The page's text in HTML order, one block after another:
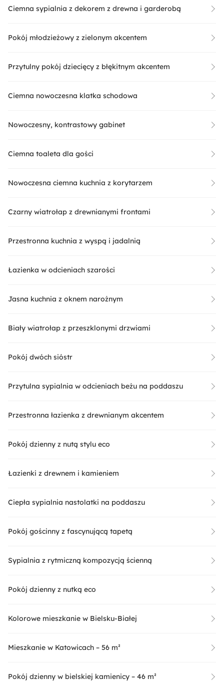
Ciemna sypialnia z dekorem z drewna i garderobą
Pokój młodzieżowy z zielonym akcentem
Przytulny pokój dziecięcy z błękitnym akcentem
Ciemna nowoczesna klatka schodowa
Nowoczesny, kontrastowy gabinet
Ciemna toaleta dla gości
Nowoczesna ciemna kuchnia z korytarzem
Czarny wiatrołap z drewnianymi frontami
Przestronna kuchnia z wyspą i jadalnią
Łazienka w odcieniach szarości
Jasna kuchnia z oknem narożnym
Biały wiatrołap z przeszklonymi drzwiami
Pokój dwóch sióstr
Przytulna sypialnia w odcieniach beżu na poddaszu
Przestronna łazienka z drewnianym akcentem
Pokój dzienny z nutą stylu eco
Łazienki z drewnem i kamieniem
Ciepła sypialnia nastolatki na poddaszu
Pokój gościnny z fascynującą tapetą
Sypialnia z rytmiczną kompozycją ścienną
Pokój dzienny z nutką eco
Kolorowe mieszkanie w Bielsku-Białej
Mieszkanie w Katowicach – 56 m²
Pokój dzienny w bielskiej kamienicy – 46 m²